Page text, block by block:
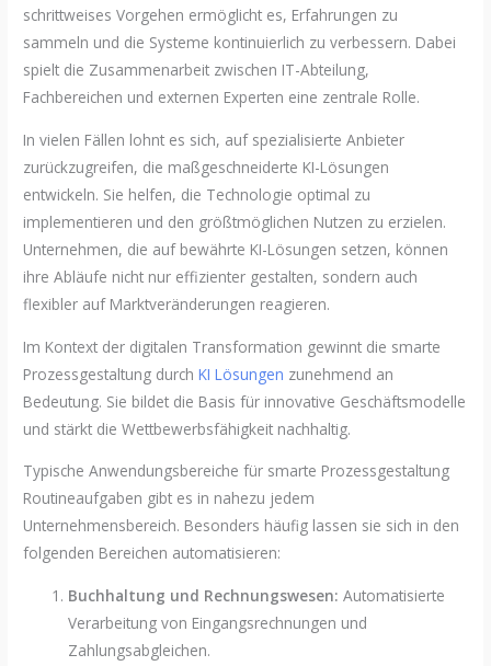
schrittweises Vorgehen ermöglicht es, Erfahrungen zu
sammeln und die Systeme kontinuierlich zu verbessern. Dabei
spielt die Zusammenarbeit zwischen IT-Abteilung,
Fachbereichen und externen Experten eine zentrale Rolle.
In vielen Fällen lohnt es sich, auf spezialisierte Anbieter
zurückzugreifen, die maßgeschneiderte KI-Lösungen
entwickeln. Sie helfen, die Technologie optimal zu
implementieren und den größtmöglichen Nutzen zu erzielen.
Unternehmen, die auf bewährte KI-Lösungen setzen, können
ihre Abläufe nicht nur effizienter gestalten, sondern auch
flexibler auf Marktveränderungen reagieren.
Im Kontext der digitalen Transformation gewinnt die smarte
Prozessgestaltung durchKI Lösungen zunehmend an
Bedeutung. Sie bildet die Basis für innovative Geschäftsmodelle
und stärkt die Wettbewerbsfähigkeit nachhaltig.
Typische Anwendungsbereiche für smarte Prozessgestaltung
Routineaufgaben gibt es in nahezu jedem
Unternehmensbereich. Besonders häufig lassen sie sich in den
folgenden Bereichen automatisieren:
Buchhaltung und Rechnungswesen: Automatisierte
Verarbeitung von Eingangsrechnungen und
Zahlungsabgleichen.